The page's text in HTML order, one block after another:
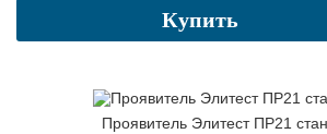
Купить
Проявитель Элитест ПР21